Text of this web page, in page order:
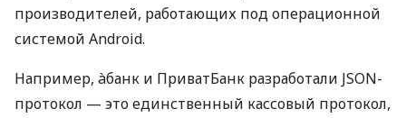
производителей, работающих под операционной
системой Android.
Например, àбанк и ПриватБанк разработали JSON-
протокол — это единственный кассовый протокол,